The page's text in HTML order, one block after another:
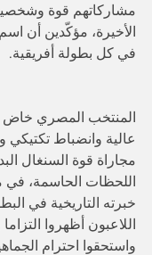
مشاركاتهم قوة
الأخيرة، مؤكّدين أن
في كل بطولة أفريقية.
المنتخب المصري خاض
عالية وانضباط
مجاراة قوة السنغال
اللحظات الحاسمة،
خبرته التاريخية في
اللاعبون أظهروا
واستحقوا احترام